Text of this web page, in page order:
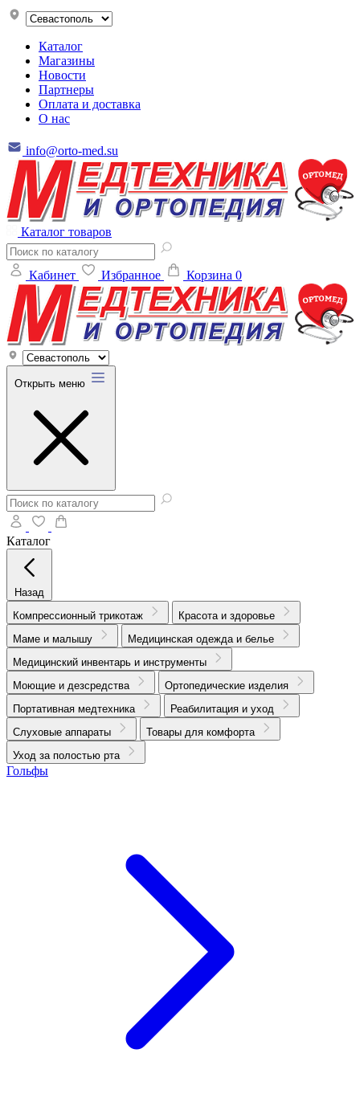
Каталог
Магазины
Новости
Партнеры
Оплата и доставка
О нас
info@orto-med.su
Каталог товаров
Кабинет Избранное Корзина 0
Открыть меню
Каталог
Назад
Компрессионный трикотаж
Красота и здоровье
Маме и малышу
Медицинская одежда и белье
Медицинский инвентарь и инструменты
Моющие и дезсредства
Ортопедические изделия
Портативная медтехника
Реабилитация и уход
Слуховые аппараты
Товары для комфорта
Уход за полостью рта
Гольфы